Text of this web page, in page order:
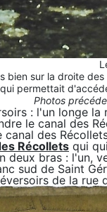
bien sur la droite
permettait
Photos
: l'un longe
le canal des
des
Récollets qui
deux bras : l'un,
sud de Saint
de la rue